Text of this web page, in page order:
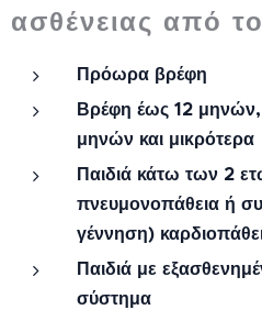
ασθένειας από
Πρόωρα βρέφη
Βρέφη έως 12 μηνών,
μηνών και μικρότερα
Παιδιά κάτω των 2
πνευμονοπάθεια ή
γέννηση)
Παιδιά με
σύστημα